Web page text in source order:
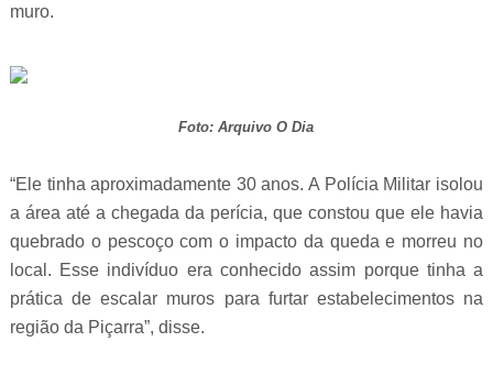
muro.
Foto: Arquivo O Dia
“Ele tinha aproximadamente 30 anos. A Polícia Militar isolou
a área até a chegada da perícia, que constou que ele havia
quebrado o pescoço com o impacto da queda e morreu no
local. Esse indivíduo era conhecido assim porque tinha a
prática de escalar muros para furtar estabelecimentos na
região da Piçarra”, disse.